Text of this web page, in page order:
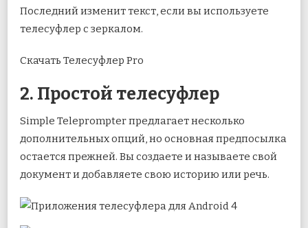
Последний изменит текст, если вы используете
телесуфлер с зеркалом.
Скачать Телесуфлер Pro
2. Простой телесуфлер
Simple Teleprompter предлагает несколько
дополнительных опций, но основная предпосылка
остается прежней. Вы создаете и называете свой
документ и добавляете свою историю или речь.